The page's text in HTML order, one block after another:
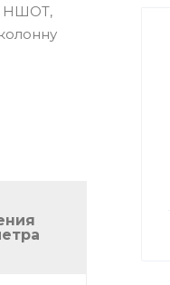
НШОТ,